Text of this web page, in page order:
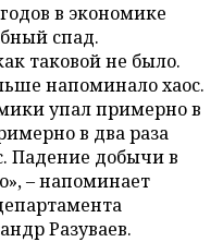
в экономике
спад.
таковой не было.
напоминало хаос.
упал примерно в
в два раза
Падение добычи в
– напоминает
Разуваев.